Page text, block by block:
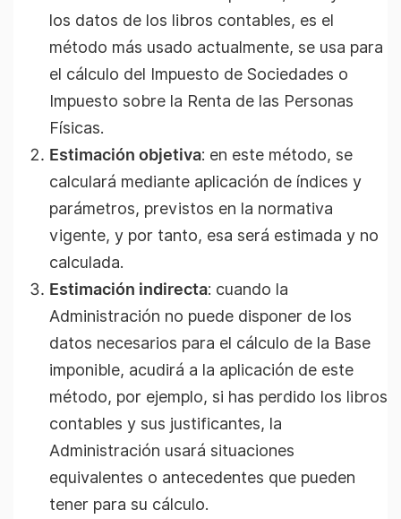
los datos de los libros contables, es el
método más usado actualmente, se usa para
el cálculo del Impuesto de Sociedades o
Impuesto sobre la Renta de las Personas
Físicas.
Estimación objetiva: en este método, se
calculará mediante aplicación de índices y
parámetros, previstos en la normativa
vigente, y por tanto, esa será estimada y no
calculada.
Estimación indirecta: cuando la
Administración no puede disponer de los
datos necesarios para el cálculo de la Base
imponible, acudirá a la aplicación de este
método, por ejemplo, si has perdido los libros
contables y sus justificantes, la
Administración usará situaciones
equivalentes o antecedentes que pueden
tener para su cálculo.